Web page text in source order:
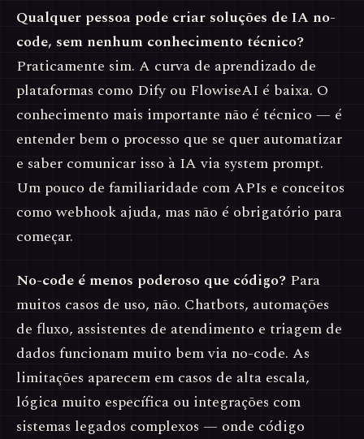
Qualquer pessoa pode criar soluções de IA no-
code, sem nenhum conhecimento técnico?
Praticamente sim. A curva de aprendizado de
plataformas como Dify ou FlowiseAI é baixa. O
conhecimento mais importante não é técnico — é
entender bem o processo que se quer automatizar
e saber comunicar isso à IA via system prompt.
Um pouco de familiaridade com APIs e conceitos
como webhook ajuda, mas não é obrigatório para
começar.
No-code é menos poderoso que código? Para
muitos casos de uso, não. Chatbots, automações
de fluxo, assistentes de atendimento e triagem de
dados funcionam muito bem via no-code. As
limitações aparecem em casos de alta escala,
lógica muito específica ou integrações com
sistemas legados complexos — onde código